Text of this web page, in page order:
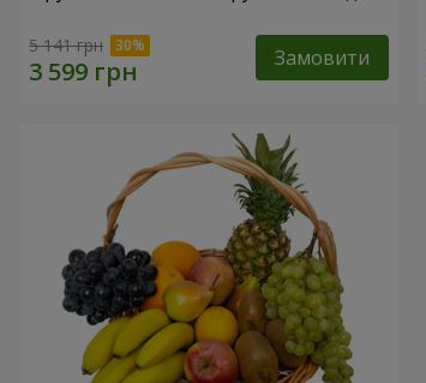
5 141 грн Замовити